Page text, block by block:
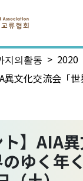
지의활동
2020
異文化交流会「
ト】AIA
ゆく年く